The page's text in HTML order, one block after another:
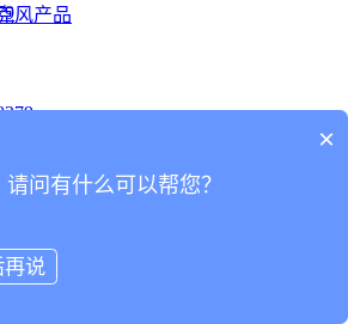
风产品
×
问有什么可以帮您？
再说